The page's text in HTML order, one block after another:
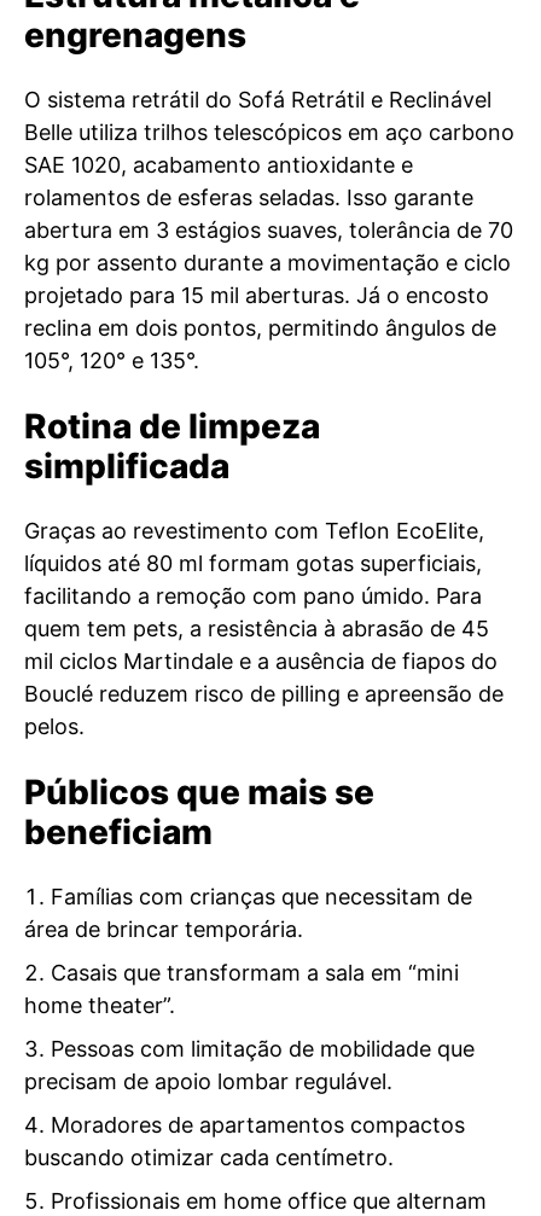
engrenagens
O sistema retrátil do Sofá Retrátil e Reclinável
Belle utiliza trilhos telescópicos em aço carbono
SAE 1020, acabamento antioxidante e
rolamentos de esferas seladas. Isso garante
abertura em 3 estágios suaves, tolerância de 70
kg por assento durante a movimentação e ciclo
projetado para 15 mil aberturas. Já o encosto
reclina em dois pontos, permitindo ângulos de
105°, 120° e 135°.
Rotina de limpeza
simplificada
Graças ao revestimento com Teflon EcoElite,
líquidos até 80 ml formam gotas superficiais,
facilitando a remoção com pano úmido. Para
quem tem pets, a resistência à abrasão de 45
mil ciclos Martindale e a ausência de fiapos do
Bouclé reduzem risco de pilling e apreensão de
pelos.
Públicos que mais se
beneficiam
Famílias com crianças que necessitam de
área de brincar temporária.
Casais que transformam a sala em “mini
home theater”.
Pessoas com limitação de mobilidade que
precisam de apoio lombar regulável.
Moradores de apartamentos compactos
buscando otimizar cada centímetro.
Profissionais em home office que alternam